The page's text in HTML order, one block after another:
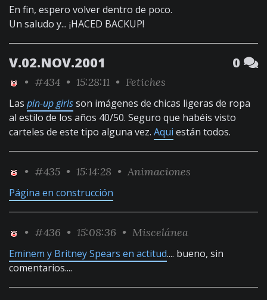
En fin, espero volver dentro de poco.
Un saludo y... ¡HACED BACKUP!
V.02.NOV.2001 0
• #434 • 15:28:11 • Fetiches
Las pin-up girlsson imágenes de chicas ligeras de ropa
al estilo de los años 40/50. Seguro que habéis visto
carteles de este tipo alguna vez. Aqui están todos.
• #435 • 15:14:28 • Animaciones
Página en construcción
• #436 • 15:08:36 • Miscelánea
Eminem y Britney Spears en actitud.... bueno, sin
comentarios....